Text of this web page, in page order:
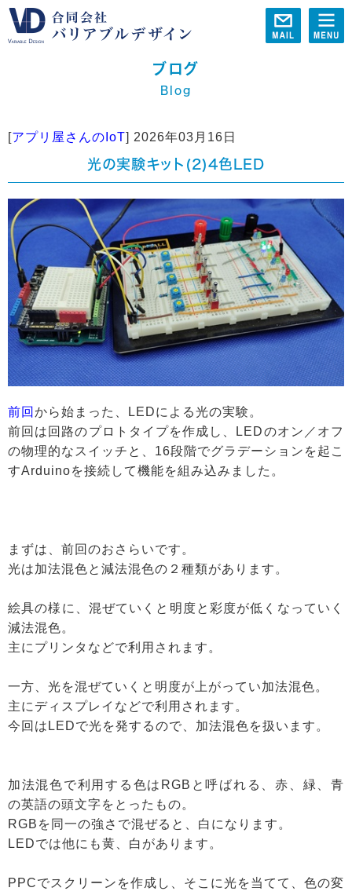
ブログ
Blog
[アプリ屋さんのIoT] 2026年03月16日
光の実験キット(2)4色LED
前回 から始まった、LEDによる光の実験。
前回は回路のプロトタイプを作成し、LEDのオン／オフ
の物理的なスイッチと、16段階でグラデーションを起こ
すArduinoを接続して機能を組み込みました。
まずは、前回のおさらいです。
光は加法混色と減法混色の２種類があります。
絵具の様に、混ぜていくと明度と彩度が低くなっていく
減法混色。
主にプリンタなどで利用されます。
一方、光を混ぜていくと明度が上がってい加法混色。
主にディスプレイなどで利用されます。
今回はLEDで光を発するので、加法混色を扱います。
加法混色で利用する色はRGBと呼ばれる、赤、緑、青
の英語の頭文字をとったもの。
RGBを同一の強さで混ぜると、白になります。
LEDでは他にも黄、白があります。
PPCでスクリーンを作成し、そこに光を当てて、色の変